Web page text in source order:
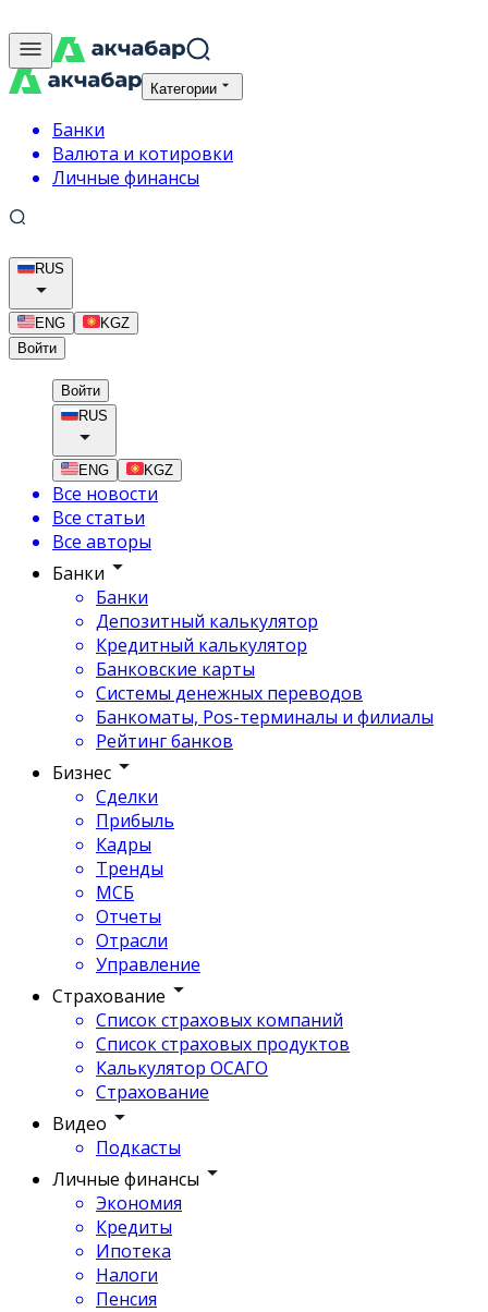
Категории
Банки
Валюта и котировки
Личные финансы
RUS
ENG
KGZ
Войти
Войти
RUS
ENG KGZ
Все новости
Все статьи
Все авторы
Банки
Банки
Депозитный калькулятор
Кредитный калькулятор
Банковские карты
Системы денежных переводов
Банкоматы, Pos-терминалы и филиалы
Рейтинг банков
Бизнес
Сделки
Прибыль
Кадры
Тренды
МСБ
Отчеты
Отрасли
Управление
Страхование
Список страховых компаний
Список страховых продуктов
Калькулятор ОСАГО
Страхование
Видео
Подкасты
Личные финансы
Экономия
Кредиты
Ипотека
Налоги
Пенсия